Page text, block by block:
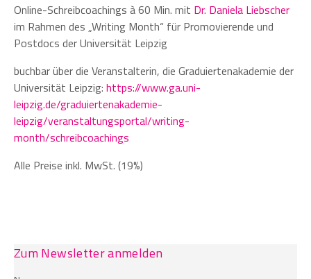
Online-Schreibcoachings à 60 Min. mit Dr. Daniela Liebscher
im Rahmen des „Writing Month“ für Promovierende und
Postdocs der Universität Leipzig
buchbar über die Veranstalterin, die Graduiertenakademie der
Universität Leipzig: https://www.ga.uni-
leipzig.de/graduiertenakademie-
leipzig/veranstaltungsportal/writing-
month/schreibcoachings
Alle Preise inkl. MwSt. (19%)
Zum Newsletter anmelden